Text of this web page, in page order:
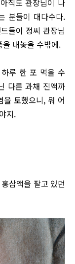
직도 관장님이 나
분들이 대다수다.
들이 정씨 관장님
내놓을 수밖에.
루 한 포 먹을 수
다른 과채 진액까
을 토했으니, 뭐 어
지.
삼액을 팔고 있던